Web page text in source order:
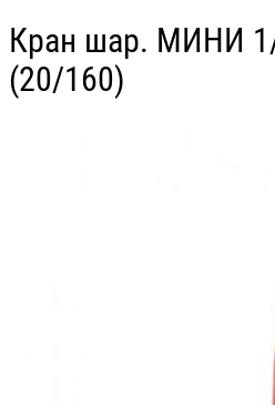
Кран шар. МИНИ
(20/160)